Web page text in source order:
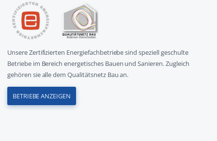
Unsere Zertifizierten Energiefachbetriebe sind speziell geschulte
Betriebe im Bereich energetisches Bauen und Sanieren. Zugleich
gehören sie alle dem Qualitätsnetz Bau an.
BETRIEBE ANZEIGEN